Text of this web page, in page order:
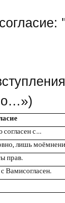
согласенс…
,лишьмоё
прав.
Вамисогласен.